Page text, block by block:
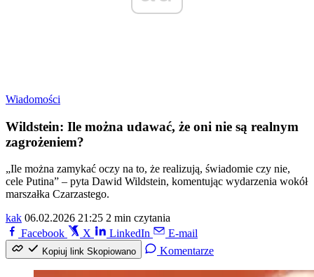
Wiadomości
Wildstein: Ile można udawać, że oni nie są realnym
zagrożeniem?
„Ile można zamykać oczy na to, że realizują, świadomie czy nie,
cele Putina” – pyta Dawid Wildstein, komentując wydarzenia wokół
marszałka Czarzastego.
kak 06.02.2026 21:25 2 min czytania
Facebook
X LinkedIn E-mail
Kopiuj link Skopiowano Komentarze